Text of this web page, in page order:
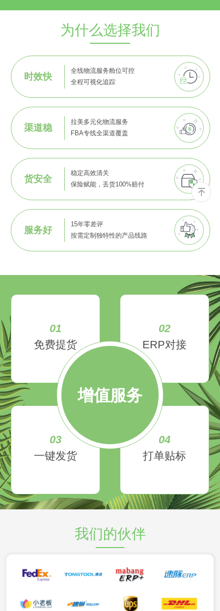
为什么选择我们
时效快
全线物流服务舱位可控
全程可视化追踪
渠道稳
拉美多元化物流服务
FBA专线全渠道覆盖
货安全
稳定高效清关
保险赋能，丢货100%赔付
服务好
15年零差评
按需定制独特性的产品线路
增值服务
01
免费提货
02
ERP对接
03
一键发货
04
打单贴标
我们的伙伴